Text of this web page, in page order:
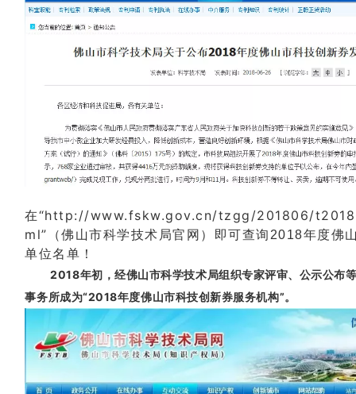
在“http://www.fskw.gov.cn/tzgg/201806/
ml”（佛山市科学技术局官网）
即可查询2018年度佛
单位名单！
2018年初，经佛山市科学技术局组织专家评审、公示公布
事务所成为“2018年度佛山市科技创新券服务机构”。